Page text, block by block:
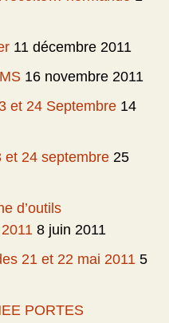
11 décembre 2011
16 novembre 2011
et 24 Septembre 14
et 24 septembre 25
d’outils
8 juin 2011
21 et 22 mai 2011 5
PORTES